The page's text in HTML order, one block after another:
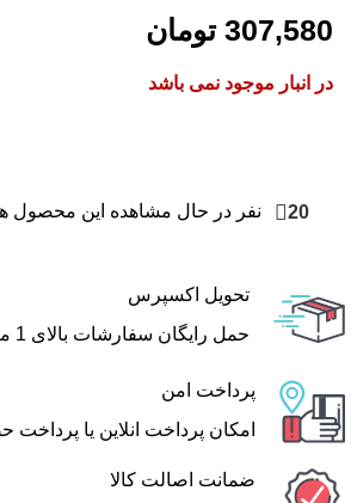
307,580 تومان
در انبار موجود نمی باشد
20 نفر در حال مشاهده این محصول
تحویل اکسپرس
حمل رایگان سفارشات بالای 1 میلیون تومان
پرداخت امن
امکان پرداخت انلاین یا
ضمانت اصالت کالا